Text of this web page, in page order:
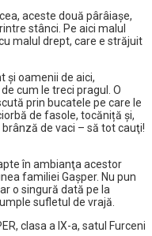
aceste două pârâiaşe,
stânci. Pe aici malul
malul drept, care e străjuit
şi oamenii de aici,
cum le treci pragul. O
prin bucatele pe care le
de fasole, tocăniță și,
de vaci – să tot cauţi!
în ambianţa acestor
familiei Gașper. Nu pun
o singură dată pe la
sufletul de vrajă.
clasa a IX-a, satul Furceni